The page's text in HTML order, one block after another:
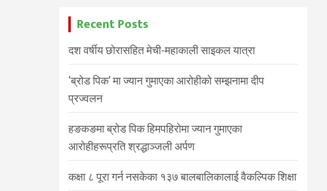
Recent Posts
दश वर्षीय छोरासहित मेची-महाकाली साइकल यात्रा
‘ब्रोड पिक’ मा ज्यान गुमाएका आरोहीको सम्झनामा दीप
प्रज्वलन
हङकङमा ब्रोड पिक हिमपहिरोमा ज्यान गुमाएका
आरोहीहरूप्रति श्रद्धाञ्जली अर्पण
कक्षा ८ पूरा गर्न नसकेका १३७ बालबालिकालाई वैकल्पिक शिक्षा